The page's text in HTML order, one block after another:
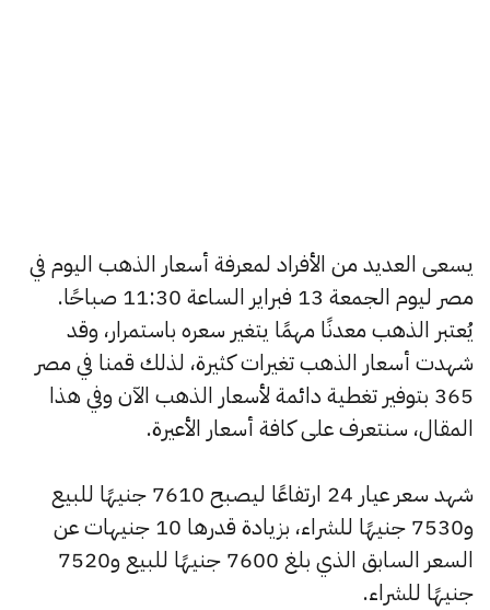
يسعى العديد من الأفراد لمعرفة أسعار الذهب اليوم في
مصر ليوم الجمعة 13 فبراير الساعة 11:30 صباحًا.
يُعتبر الذهب معدنًا مهمًا يتغير سعره باستمرار، وقد
شهدت أسعار الذهب تغيرات كثيرة، لذلك قمنا في مصر
365 بتوفير تغطية دائمة لأسعار الذهب الآن وفي هذا
المقال، سنتعرف على كافة أسعار الأعيرة.
شهد سعر عيار 24 ارتفاعًا ليصبح 7610 جنيهًا للبيع
و7530 جنيهًا للشراء، بزيادة قدرها 10 جنيهات عن
السعر السابق الذي بلغ 7600 جنيهًا للبيع و7520
جنيهًا للشراء.